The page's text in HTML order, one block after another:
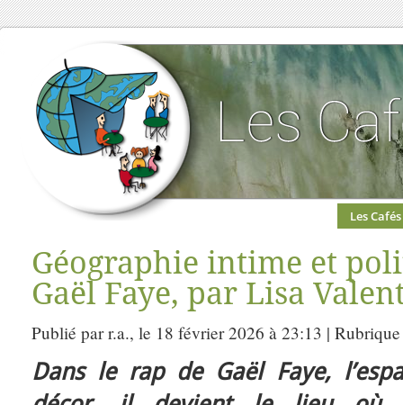
Les Cafés
Géographie intime et
Gaël Faye, par Lisa
Publié par r.a., le 18 février 2026 à 23:13 |
Dans le rap de Gaël Faye,